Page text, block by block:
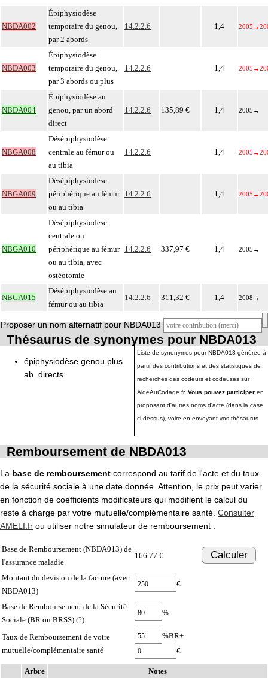
NBDA002
Épiphysiodèse
temporaire du genou,
par 2 abords
14.2.2.6 1,4 2005 →
NBDA003
Épiphysiodèse
temporaire du genou,
par 3 abords ou plus
14.2.2.6 1,4 2005 →
NBDA004
Épiphysiodèse au
genou, par un abord
direct
14.2.2.6 135,89 € 1,4 2005 →
NBGA008
Désépiphysiodèse
centrale au fémur ou
au tibia
14.2.2.6 1,4 2005 →
NBGA009
Désépiphysiodèse
périphérique au fémur
ou au tibia
14.2.2.6 1,4 2005 →
NBGA010
Désépiphysiodèse
centrale ou
périphérique au fémur
ou au tibia, avec
ostéotomie
14.2.2.6 337,97 € 1,4 2005 →
NBGA015
Désépiphysiodèse au
fémur ou au tibia
14.2.2.6 311,32 € 1,4 2008 →
Proposer un nom alternatif pour NBDA013
Thésaurus de synonymes pour NBDA013
épiphysiodèse genou plus.
ab. directs
Liste de synonymes pour NBDA013 générée à
partir des contributions et des statistiques de
recherches des codeurs et codeuses sur
AideAuCodage.fr. Vous pouvez participer en
proposant d'autres noms d'acte (dans la case
ci-dessus), voire en envoyant vos thésaurus
Remboursement de NBDA013
La base de remboursement correspond au tarif de l'acte et du taux
de la sécurité sociale à une date donnée. Attention, le prix peut varier
en fonction de coefficients modificateurs qui modifient le calcul du
reste à charge par votre mutuelle/complémentaire santé. Consulter
AMELI.fr ou utiliser notre simulateur de remboursement :
Base de Remboursement (NBDA013) de
l'assurance maladie
166.77 € Calculer
Montant du devis ou de la facture (avec
NBDA013)
€
Base de Remboursement de la Sécurité
Sociale (BR ou BRSS) (?)
%
Taux de Remboursement de votre
mutuelle/complémentaire santé
%BR+
€
Arbre Notes